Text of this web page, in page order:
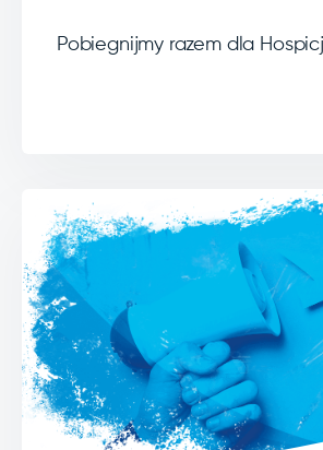
Pobiegnijmy razem dla